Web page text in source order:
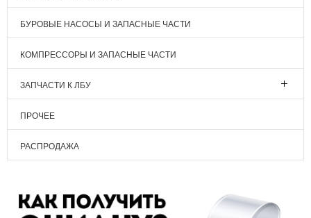
БУРОВЫЕ НАСОСЫ И ЗАПАСНЫЕ ЧАСТИ
КОМПРЕССОРЫ И ЗАПАСНЫЕ ЧАСТИ
ЗАПЧАСТИ К ЛБУ
ПРОЧЕЕ
РАСПРОДАЖА